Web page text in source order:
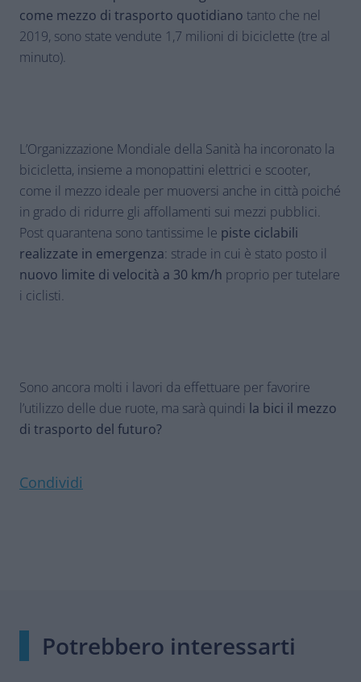
come mezzo di trasporto quotidiano tanto che nel
2019, sono state vendute 1,7 milioni di biciclette (tre al
minuto).
L’Organizzazione Mondiale della Sanità ha incoronato la
bicicletta, insieme a monopattini elettrici e scooter,
come il mezzo ideale per muoversi anche in città poiché
in grado di ridurre gli affollamenti sui mezzi pubblici.
Post quarantena sono tantissime le piste ciclabili
realizzate in emergenza: strade in cui è stato posto il
nuovo limite di velocità a 30 km/h proprio per tutelare
i ciclisti.
Sono ancora molti i lavori da effettuare per favorire
l’utilizzo delle due ruote, ma sarà quindi la bici il mezzo
di trasporto del futuro?
Condividi
Potrebbero interessarti